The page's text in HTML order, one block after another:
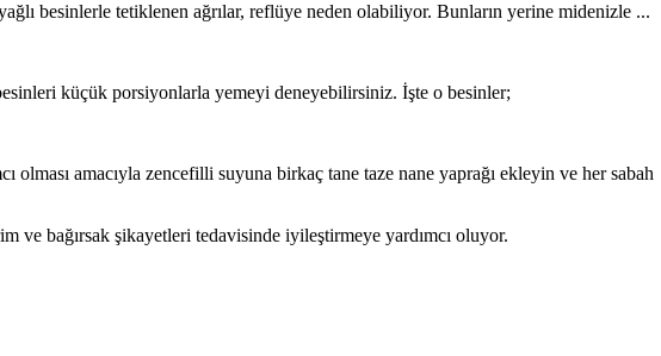
besinlerle tetiklenen ağrılar, reflüye neden olabiliyor. Bunların yerine midenizle ...
küçük porsiyonlarla yemeyi deneyebilirsiniz. İşte o besinler;
olması amacıyla zencefilli suyuna birkaç tane taze nane yaprağı ekleyin ve her sabah
ve bağırsak şikayetleri tedavisinde iyileştirmeye yardımcı oluyor.